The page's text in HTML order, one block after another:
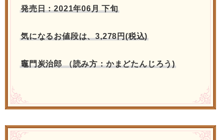
発売日：2021年06月 下旬
気になるお値段は、3,278円(税込)
竈門炭治郎 （読み方：かまどたんじろう)